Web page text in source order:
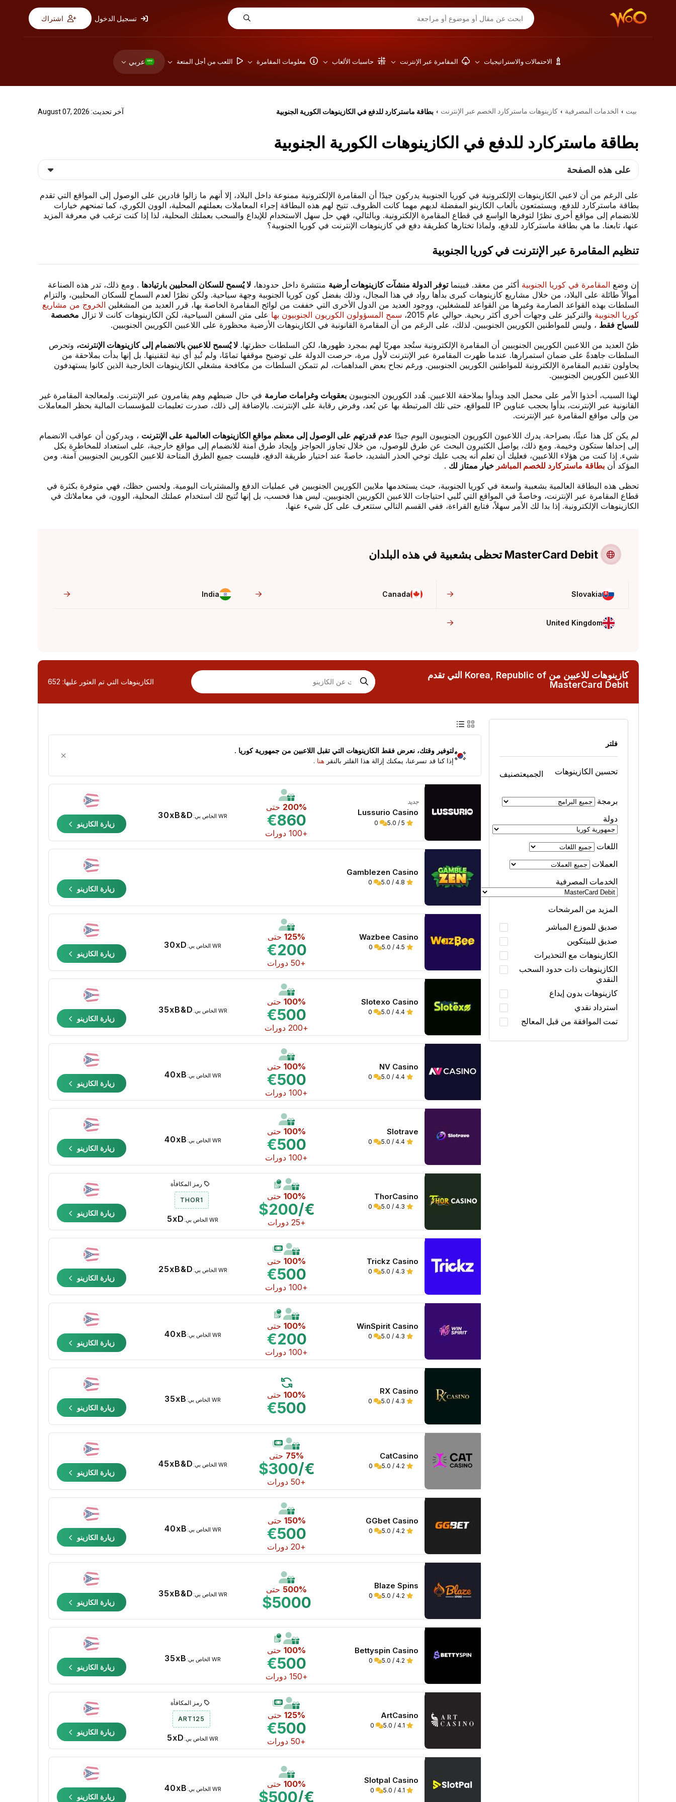
تسجيل الدخول اشتراك
الاحتمالات والاستراتيجيات المقامرة عبر الإنترنت حاسبات الألعاب معلومات المقامرة اللعب من أجل المتعة عربي
بيت › الخدمات المصرفية › كازينوهات ماستركارد الخصم عبر الإنترنت › بطاقة ماستركارد للدفع في الكازينوهات الكورية الجنوبية آخر تحديث: August 07, 2026
بطاقة ماستركارد للدفع في الكازينوهات الكورية الجنوبية
على هذه الصفحة
على الرغم من أن لاعبي الكازينوهات الإلكترونية في كوريا الجنوبية يدركون جيدًا أن المقامرة الإلكترونية ممنوعة داخل البلاد، إلا أنهم ما زالوا قادرين على الوصول إلى المواقع التي تقدم
بطاقة ماستركارد للدفع، ويستمتعون بألعاب الكازينو المفضلة لديهم مهما كانت الظروف. تتيح لهم هذه البطاقة إجراء المعاملات بعملتهم المحلية، الوون الكوري، كما تمنحهم خيارات
للانضمام إلى مواقع أخرى نظرًا لتوفرها الواسع في قطاع المقامرة الإلكترونية. وبالتالي، فهي حل سهل الاستخدام للإيداع والسحب بعملتك المحلية، لذا إذا كنت ترغب في معرفة المزيد
عنها، تابعنا. ما هي بطاقة ماستركارد للدفع، ولماذا تختارها كطريقة دفع في كازينوهات الإنترنت في كوريا الجنوبية؟
تنظيم المقامرة عبر الإنترنت في كوريا الجنوبية
إن وضع المقامرة في كوريا الجنوبية أكثر من معقد. فبينماتوفر الدولة منشآت كازينوهات أرضية منتشرة داخل حدودها،لا يُسمح للسكان المحليين بارتيادها . ومع ذلك، تدر هذه الصناعة
أموالاً طائلة على البلاد، من خلال مشاريع كازينوهات كبرى بدأها رواد في هذا المجال، وذلك بفضل كون كوريا الجنوبية وجهة سياحية. ولكن نظرًا لعدم السماح للسكان المحليين، والتزام
السلطات بهذه القواعد الصارمة وغيرها من القواعد للمشغلين، ووجود العديد من الدول الأخرى التي خففت من لوائح المقامرة الخاصة بها، قرر العديد من المشغلين الخروج من مشاريع
كوريا الجنوبية والتركيز على وجهات أخرى أكثر ربحية. حوالي عام 2015، سمح المسؤولون الكوريون الجنوبيون بها على متن السفن السياحية، لكن الكازينوهات كانت لا تزال مخصصة
للسياح فقط ، وليس للمواطنين الكوريين الجنوبيين. لذلك، على الرغم من أن المقامرة القانونية في الكازينوهات الأرضية محظورة على اللاعبين الكوريين الجنوبيين.
ظنّ العديد من اللاعبين الكوريين الجنوبيين أن المقامرة الإلكترونية ستُجد مهربًا لهم بمجرد ظهورها، لكن السلطات حظرتها.لا يُسمح للاعبين بالانضمام إلى كازينوهات الإنترنت، وتحرص
السلطات جاهدةً على ضمان استمرارها. عندما ظهرت المقامرة عبر الإنترنت لأول مرة، حرصت الدولة على توضيح موقفها تمامًا، ولم تُبدِ أي نية لتقنينها. بل إنها بدأت بملاحقة من
يحاولون تقديم المقامرة الإلكترونية للمواطنين الكوريين الجنوبيين. ورغم نجاح بعض المداهمات، لم تتمكن السلطات من مكافحة مشغلي الكازينوهات الخارجية الذين كانوا يستهدفون
اللاعبين الكوريين الجنوبيين.
لهذا السبب، أخذوا الأمر على محمل الجد وبدأوا بملاحقة اللاعبين. هُدد الكوريون الجنوبيونبعقوبات وغرامات صارمة في حال ضبطهم وهم يقامرون عبر الإنترنت. ولمعالجة المقامرة غير
القانونية عبر الإنترنت، بدأوا بحجب عناوين IP للمواقع، حتى تلك المرتبطة بها عن بُعد، وفرض رقابة على الإنترنت. بالإضافة إلى ذلك، صدرت تعليمات للمؤسسات المالية بحظر المعاملات
من وإلى مواقع المقامرة عبر الإنترنت.
لم يكن كل هذا عبثًا، بصراحة. يدرك اللاعبون الكوريون الجنوبيون اليوم جيدًا عدم قدرتهم على الوصول إلى معظم مواقع الكازينوهات العالمية على الإنترنت ، ويدركون أن عواقب الانضمام
إلى إحداها ستكون وخيمة. ومع ذلك، يواصل الكثيرون البحث عن طرق للوصول، من خلال تجاوز الحواجز وإيجاد طرق آمنة للانضمام إلى مواقع خارجية، على استعداد للمخاطرة بكل
شيء. إذا كنت من هؤلاء اللاعبين، فعليك أن تعلم أنه يجب عليك توخي الحذر الشديد، خاصةً عند اختيار طريقة الدفع، فليست جميع الطرق المتاحة للاعبين الكوريين الجنوبيين آمنة. ومن
المؤكد أنبطاقة ماستركارد للخصم المباشر خيار ممتاز لك .
تحظى هذه البطاقة العالمية بشعبية واسعة في كوريا الجنوبية، حيث يستخدمها ملايين الكوريين الجنوبيين في عمليات الدفع والمشتريات اليومية. ولحسن حظك، فهي متوفرة بكثرة في
قطاع المقامرة عبر الإنترنت، وخاصةً في المواقع التي تُلبي احتياجات اللاعبين الكوريين الجنوبيين. ليس هذا فحسب، بل إنها تُتيح لك استخدام عملتك المحلية، الوون، في معاملاتك في
الكازينوهات الإلكترونية. إذا بدا لك الأمر سهلاً، فتابع القراءة، ففي القسم التالي ستتعرف على كل شيء عنها.
MasterCard Debit تحظى بشعبية في هذه البلدان
Slovakia
Canada
India
United Kingdom
كازينوهات للاعبين من Korea, Republic of التي تقدم
MasterCard Debit
الكازينوهات التي تم العثور عليها: 652
فلتر
تحسين الكازينوهات الجميعتصنيف
برمجة
دولة
اللغات
العملات
الخدمات المصرفية
المزيد من المرشحات
صديق للموزع المباشر
صديق للبيتكوين
الكازينوهات مع التحذيرات
الكازينوهات ذات حدود السحب
النقدي
كازينوهات بدون إيداع
استرداد نقدي
تمت الموافقة من قبل المعالج
عرض الكازينوهات في عرض الشبكة
لتوفير وقتك، نعرض فقط الكازينوهات التي تقبل اللاعبين منجمهورية كوريا .
إذا كنا قد تسرعنا، يمكنك إزالة هذا الفلتر بالنقر هنا .
جديد
Lussurio Casino
200% حتى
€860
+100 دورات
WR الخاص بي: 30xB&D
زيارة الكازينو
Gamblezen Casino
زيارة الكازينو
Wazbee Casino
125%حتى
€200
+50 دورات
WR الخاص بي: 30xD
زيارة الكازينو
Slotexo Casino
4.4 / 5.0
100%حتى
€500
+200 دورات
WR الخاص بي: 35xB&D
زيارة الكازينو
NV Casino
4.4 / 5.0
100%حتى
€500
+100 دورات
WR الخاص بي: 40xB
زيارة الكازينو
Slotrave
4.4 / 5.0
100%حتى
€500
+100 دورات
WR الخاص بي: 40xB
زيارة الكازينو
ThorCasino
100%حتى
€/$200
+25 دورات
رمز المكافأة
THOR1
WR الخاص بي: 5xD
زيارة الكازينو
Trickz Casino
100%حتى
€500
+100 دورات
WR الخاص بي: 25xB&D
زيارة الكازينو
WinSpirit Casino
100%حتى
€200
+100 دورات
WR الخاص بي: 40xB
زيارة الكازينو
RX Casino
100%حتى
€500 WR الخاص بي: 35xB
زيارة الكازينو
CatCasino
75% حتى
€/$300
+50 دورات
WR الخاص بي: 45xB&D
زيارة الكازينو
GGbet Casino
150% حتى
€500
+20 دورات
WR الخاص بي: 40xB
زيارة الكازينو
Blaze Spins
500% حتى
$5000 WR الخاص بي: 35xB&D
زيارة الكازينو
Bettyspin Casino
100%حتى
€500
+150 دورات
WR الخاص بي: 35xB
زيارة الكازينو
ArtCasino
125%حتى
€500
+50 دورات
رمز المكافأة
ART125
WR الخاص بي: 5xD
زيارة الكازينو
Slotpal Casino
100%حتى
€/$500 WR الخاص بي: 40xB
زيارة الكازينو